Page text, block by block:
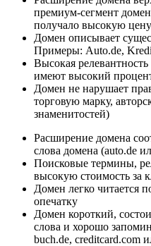
премиум-сегмент
получало высокую
Домен описывает
Примеры: Auto.de,
Высокая
имеют высокий
Домен не нарушает
торговую марку,
знаменитостей)
Расширение домена
слова домена (auto.de
Поисковые термины,
высокую стоимость за
Домен легко читается
опечатку
Домен короткий,
слова и хорошо
buch.de, creditcard.com